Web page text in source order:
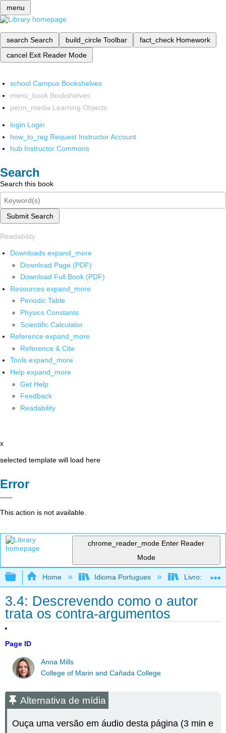
menu
search Search build_circle Toolbar fact_check Homework
cancel Exit Reader Mode
school Campus Bookshelves
menu_book Bookshelves
perm_media Learning Objects
login Login
how_to_reg Request Instructor Account
hub Instructor Commons
Search
Search this book
Submit Search
Readability
Downloads expand_more
Download Page (PDF)
Download Full Book (PDF)
Resources expand_more
Periodic Table
Physics Constants
Scientific Calculator
Reference expand_more
Reference & Cite
Tools expand_more
Help expand_more
Get Help
Feedback
Readability
x
selected template will load here
Error
This action is not available.
chrome_reader_mode Enter Reader
Mode
Expand/collapse global hierarchy
Home Idioma Portugues Livro: Como
3.4: Descrevendo como o autor
trata os contra-argumentos
Page ID
Anna Mills
College of Marin and Cañada College
Alternativa de mídia
Ouça uma versão em áudio desta página (3 min e